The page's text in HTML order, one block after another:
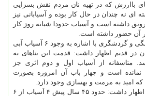
باارزش كه در تهیه نان مردم نقش بسزایی
ای نه چندان در حال كار بوده و آسیابانی نیز
داشته است و آسیاب حدودا شبانه روز كار
آن حضور داشته است.
این فعال میراث فرهنگی و گردشگری با اشاره به وجود ۶ آسیاب آبی
در قدیم اظهار داشت: قدمت این بناهای به
متاسفانه از آسیاب اول و دوم اثری جز
نمانده است و چهار باب آن امروزه بصورت
امید به مرمت و بهسازی وجود دارد.
هادی طحان در ادامه اظهار داشت: حدود ۴۵ سال پیش ۴ آسیاب از ۶